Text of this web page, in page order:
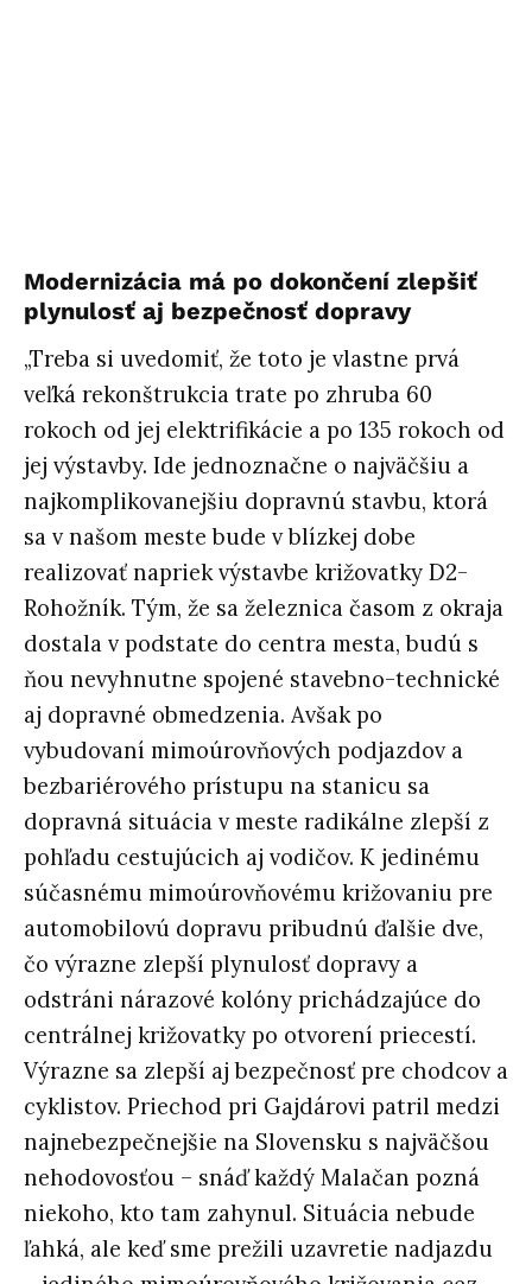
Modernizácia má po dokončení zlepšiť
plynulosť aj bezpečnosť dopravy
„Treba si uvedomiť, že toto je vlastne prvá
veľká rekonštrukcia trate po zhruba 60
rokoch od jej elektrifikácie a po 135 rokoch od
jej výstavby. Ide jednoznačne o najväčšiu a
najkomplikovanejšiu dopravnú stavbu, ktorá
sa v našom meste bude v blízkej dobe
realizovať napriek výstavbe križovatky D2-
Rohožník. Tým, že sa železnica časom z okraja
dostala v podstate do centra mesta, budú s
ňou nevyhnutne spojené stavebno-technické
aj dopravné obmedzenia. Avšak po
vybudovaní mimoúrovňových podjazdov a
bezbariérového prístupu na stanicu sa
dopravná situácia v meste radikálne zlepší z
pohľadu cestujúcich aj vodičov. K jedinému
súčasnému mimoúrovňovému križovaniu pre
automobilovú dopravu pribudnú ďalšie dve,
čo výrazne zlepší plynulosť dopravy a
odstráni nárazové kolóny prichádzajúce do
centrálnej križovatky po otvorení priecestí.
Výrazne sa zlepší aj bezpečnosť pre chodcov a
cyklistov. Priechod pri Gajdárovi patril medzi
najnebezpečnejšie na Slovensku s najväčšou
nehodovosťou – snáď každý Malačan pozná
niekoho, kto tam zahynul. Situácia nebude
ľahká, ale keď sme prežili uzavretie nadjazdu